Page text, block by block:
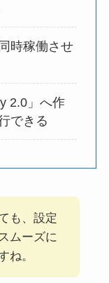
時稼働させ
2.0」へ作
できる
も、設定
ムーズに
ね。